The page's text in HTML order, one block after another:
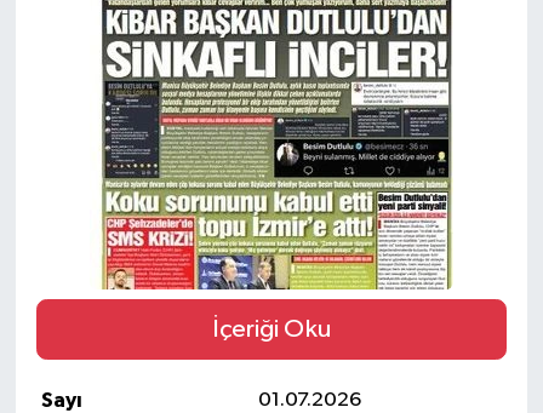
İçeriği Oku
Sayı
01.07.2026
Türkiye
Yaşam